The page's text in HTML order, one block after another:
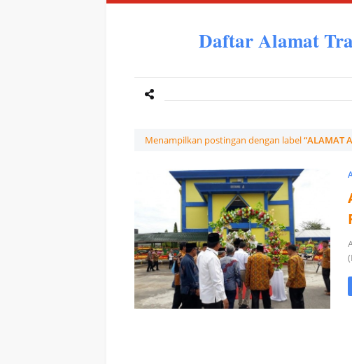
Daftar Alamat
Menampilkan postingan dengan label ALAMAT